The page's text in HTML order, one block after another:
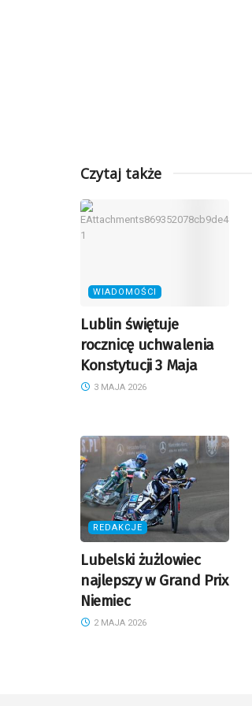
Czytaj także
WIADOMOŚCI
Lublin świętuje
rocznicę uchwalenia
Konstytucji 3 Maja
3 MAJA 2026
REDAKCJE
Lubelski żużlowiec
najlepszy w Grand Prix
Niemiec
2 MAJA 2026